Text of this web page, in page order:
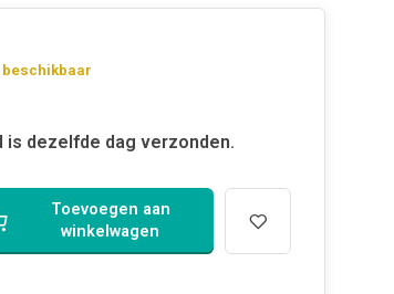
beschikbaar
is dezelfde dag verzonden.
Toevoegen aan
winkelwagen